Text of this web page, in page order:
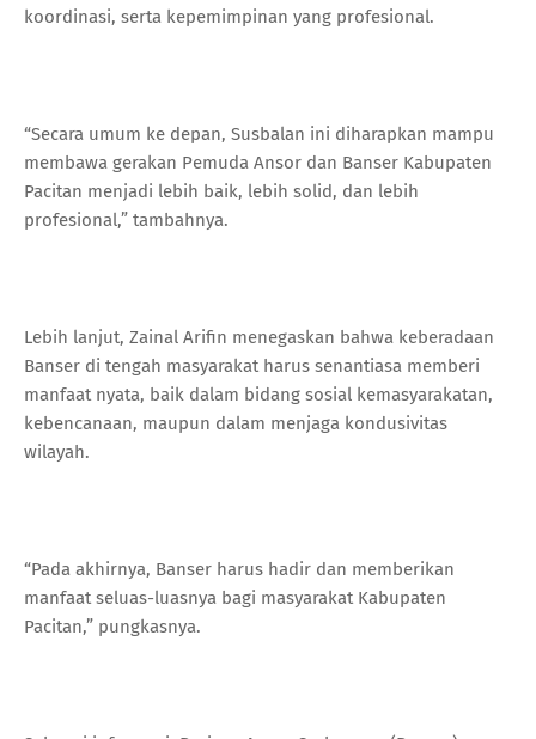
koordinasi, serta kepemimpinan yang profesional.
“Secara umum ke depan, Susbalan ini diharapkan mampu
membawa gerakan Pemuda Ansor dan Banser Kabupaten
Pacitan menjadi lebih baik, lebih solid, dan lebih
profesional,” tambahnya.
Lebih lanjut, Zainal Arifin menegaskan bahwa keberadaan
Banser di tengah masyarakat harus senantiasa memberi
manfaat nyata, baik dalam bidang sosial kemasyarakatan,
kebencanaan, maupun dalam menjaga kondusivitas
wilayah.
“Pada akhirnya, Banser harus hadir dan memberikan
manfaat seluas-luasnya bagi masyarakat Kabupaten
Pacitan,” pungkasnya.